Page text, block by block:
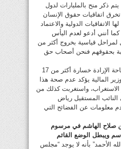
ذكر منح بالمليارات لدول
تخرق اتفاقيات حقوق الإنسان
الاتفاقيات الدولية والاعتماد
أنني أدعو لعدم اليأس
قياسية بخروج أكثر من
بحقوقهم فنحن أصحاب حق
كما قال: “عندما أثير بساحة الإرادة خسارة أكثر من 17
المالية يؤكد عدم صحة هذا
الاستغراب، واستغربت كذلك من
المستقيل رياض
معلومات عن الفضائح التي
صلاح الهاشم في مرسوم
ويبطل الوضع القائم
الأحمد” بأنه لا يوجد “مجلس